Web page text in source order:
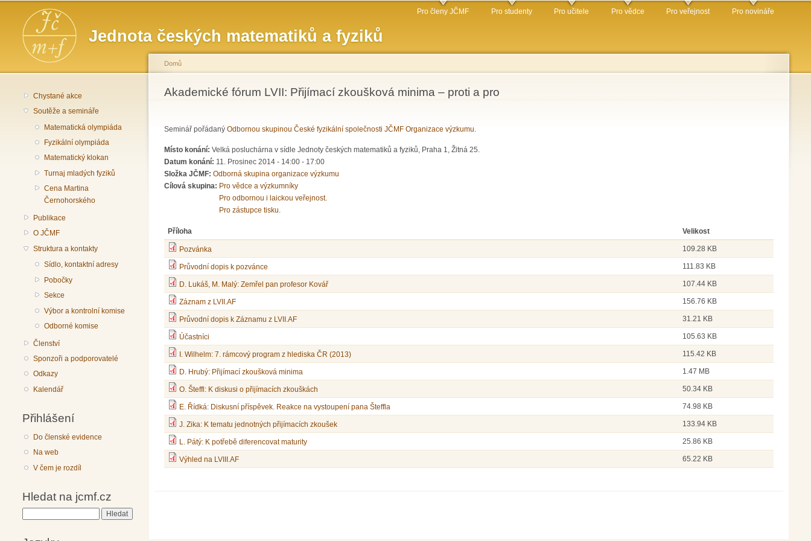
obsahu
Jednota českých matematiků a fyziků
Hlavní menu Pro členy JČMF Pro studenty Pro učitele Pro vědce Pro veřejnost Pro novináře
Chystané akce
Soutěže a semináře
Matematická olympiáda
Fyzikální olympiáda
Matematický klokan
Turnaj mladých fyziků
Cena Martina
Černohorského
Publikace
O JČMF
Struktura a kontakty
Sídlo, kontaktní adresy
Pobočky
Sekce
Výbor a kontrolní komise
Odborné komise
Členství
Sponzoři a podporovatelé
Odkazy
Kalendář
Přihlášení
Do členské evidence
Na web
V čem je rozdíl
Hledat na jcmf.cz
Jste zde
Domů
Akademické fórum LVII: Přijímací zkoušková minima – proti a pro
Seminář pořádaný Odbornou skupinou České fyzikální společnosti JČMF Organizace výzkumu
Místo konání: Velká posluchárna v sídle Jednoty českých matematiků a fyziků, Praha 1, Žitná 25.
Datum konání: 11. Prosinec 2014 - 14:00 - 17:00
Složka JČMF: Odborná skupina organizace výzkumu
Cílová skupina: Pro vědce a výzkumníky
Pro odbornou i laickou veřejnost.
Pro zástupce tisku.
Příloha Velikost
Pozvánka 109.28 KB
Průvodní dopis k pozvánce 111.83 KB
D. Lukáš, M. Malý: Zemřel pan profesor Kovář 107.44 KB
Záznam z LVII.AF 156.76 KB
Průvodní dopis k Záznamu z LVII.AF 31.21 KB
Účastníci 105.63 KB
I. Wilhelm: 7. rámcový program z hlediska ČR (2013) 115.42 KB
D. Hrubý: Přijímací zkoušková minima 1.47 MB
O. Šteffl: K diskusi o přijímacích zkouškách 50.34 KB
E. Řídká: Diskusní příspěvek. Reakce na vystoupení pana Šteffla 74.98 KB
J. Zika: K tematu jednotných přijímacích zkoušek 133.94 KB
L. Pátý: K potřebě diferencovat maturity 25.86 KB
Výhled na LVIII.AF 65.22 KB